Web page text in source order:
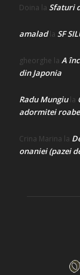
Doina la Sfaturi
amaladla SF
gheorghe la A
din Japonia
Radu Mungiula
adormitei
Crina Marina la
onaniei (pazei